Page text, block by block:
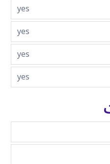
yes
yes
yes
yes